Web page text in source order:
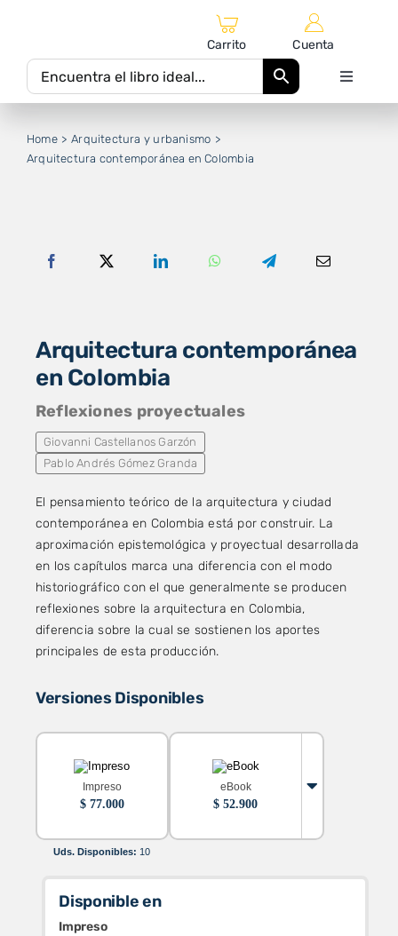
Carrito Cuenta
Toggle
Home
Arquitectura y urbanismo
Arquitectura contemporánea en Colombia
Arquitectura contemporánea
en Colombia
Reflexiones proyectuales
Giovanni Castellanos Garzón
Pablo Andrés Gómez Granda
El pensamiento teórico de la arquitectura y ciudad
contemporánea en Colombia está por construir. La
aproximación epistemológica y proyectual desarrollada
en los capítulos marca una diferencia con el modo
historiográfico con el que generalmente se producen
reflexiones sobre la arquitectura en Colombia,
diferencia sobre la cual se sostienen los aportes
principales de esta producción.
Versiones Disponibles
Impreso
$77.000
Uds. Disponibles: 10
eBook
$ 52.900
Disponible en
Impreso